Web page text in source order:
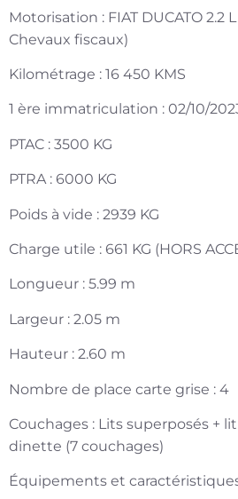
Motorisation : FIAT DUCATO 2.2
Chevaux fiscaux)
Kilométrage : 16 450 KMS
1 ère immatriculation : 02/10/
PTAC : 3500 KG
PTRA : 6000 KG
Poids à vide : 2939 KG
Charge utile : 661 KG (HORS
Longueur : 5.99 m
Largeur : 2.05 m
Hauteur : 2.60 m
Nombre de place carte grise : 4
Couchages : Lits superposés +
dinette (7 couchages)
Équipements et